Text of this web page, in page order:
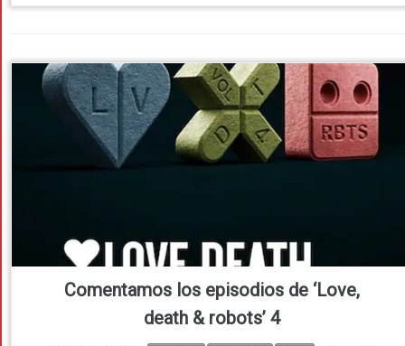
Comentamos los episodios de ‘Love,
death & robots’ 4